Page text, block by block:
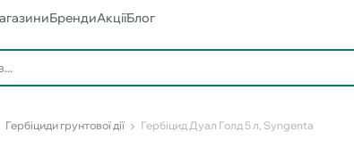
БрендиАкціїБлог
Гербіциди грунтової дії Гербіцид Дуал Голд 5 л, Syngenta